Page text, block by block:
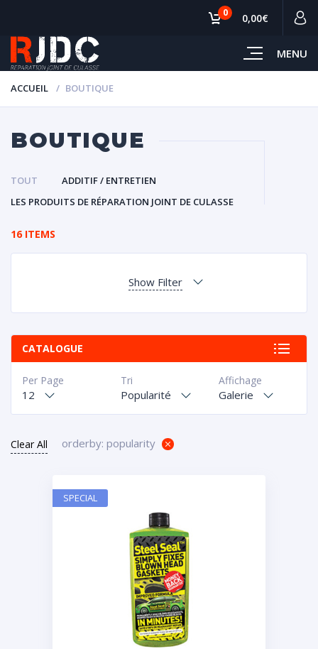
MENU
0 0,00€
ACCUEIL BOUTIQUE
BOUTIQUE
TOUT
ADDITIF / ENTRETIEN
LES PRODUITS DE RÉPARATION JOINT DE CULASSE
16 ITEMS
Show Filter
CATALOGUE
Affichage
Galerie
Tri
Popularité
Per Page
12
Clear All orderby: popularity
SPECIAL